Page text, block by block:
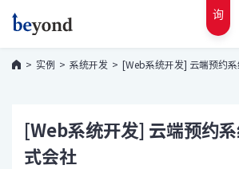
询
实例 系统开发 [Web系统开发] 云端预约
[Web系统开发] 云端预约
式会社